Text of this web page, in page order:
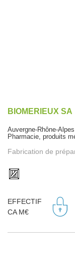
BIOMERIEUX SA
Auvergne-Rhône-
Pharmacie, produits
Fabrication de
EFFECTIF
CA M€